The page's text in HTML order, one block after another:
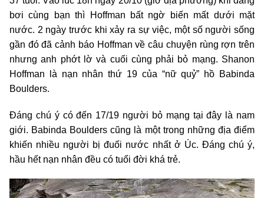
bơi cùng bạn thì Hoffman bất ngờ biến mất dưới mặt
nước. 2 ngày trước khi xảy ra sự việc, một số người sống
gần đó đã cảnh báo Hoffman về câu chuyện rùng rợn trên
nhưng anh phớt lờ và cuối cùng phải bỏ mạng. Shanon
Hoffman là nạn nhân thứ 19 của “nữ quỷ” hồ Babinda
Boulders.
Đáng chú ý có đến 17/19 người bỏ mạng tại đây là nam
giới. Babinda Boulders cũng là một trong những địa điểm
khiến nhiều người bị đuối nước nhất ở Úc. Đáng chú ý,
hầu hết nạn nhân đều có tuổi đời khá trẻ.